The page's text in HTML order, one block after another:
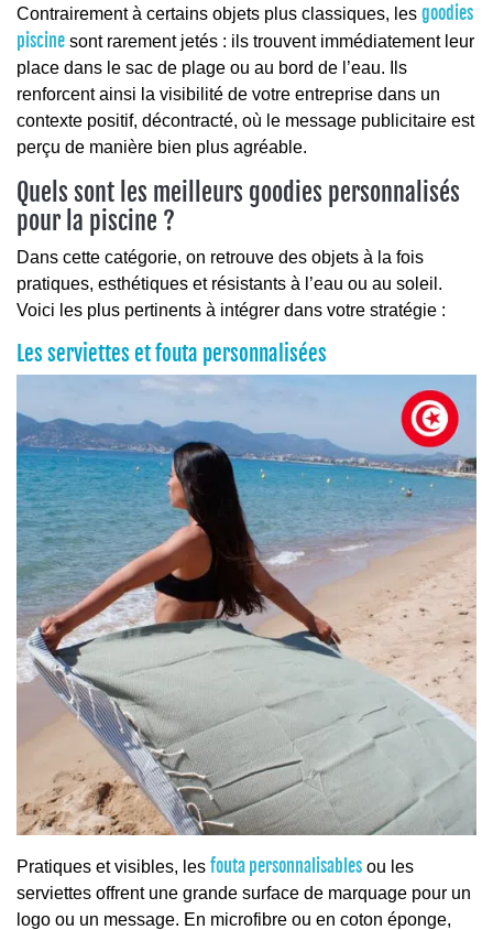
Contrairement à certains objets plus classiques, les goodies
piscine sont rarement jetés : ils trouvent immédiatement leur
place dans le sac de plage ou au bord de l’eau. Ils
renforcent ainsi la visibilité de votre entreprise dans un
contexte positif, décontracté, où le message publicitaire est
perçu de manière bien plus agréable.
Quels sont les meilleurs goodies personnalisés
pour la piscine ?
Dans cette catégorie, on retrouve des objets à la fois
pratiques, esthétiques et résistants à l’eau ou au soleil.
Voici les plus pertinents à intégrer dans votre stratégie :
Les serviettes et fouta personnalisées
Pratiques et visibles, les fouta personnalisables ou les
serviettes offrent une grande surface de marquage pour un
logo ou un message. En microfibre ou en coton éponge,